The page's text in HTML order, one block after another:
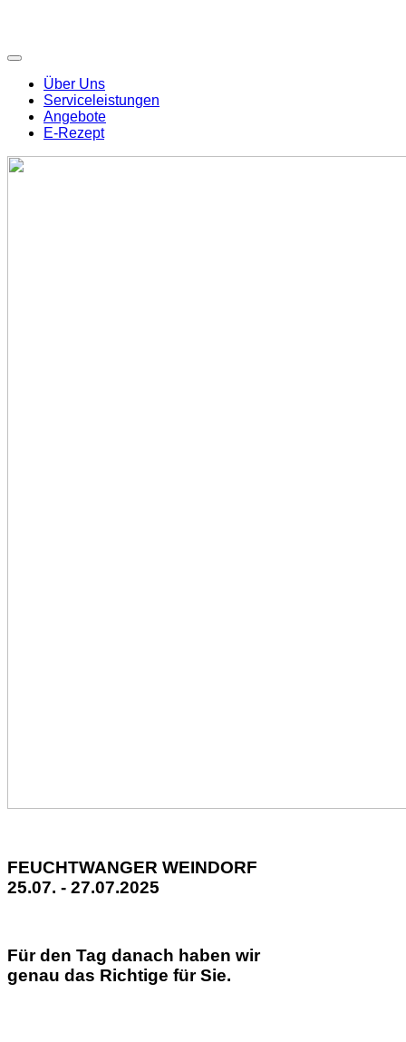
Über Uns
Serviceleistungen
Angebote
E-Rezept
FEUCHTWANGER WEINDORF
25.07. - 27.07.2025
Für den Tag danach haben wir
genau das Richtige für Sie.